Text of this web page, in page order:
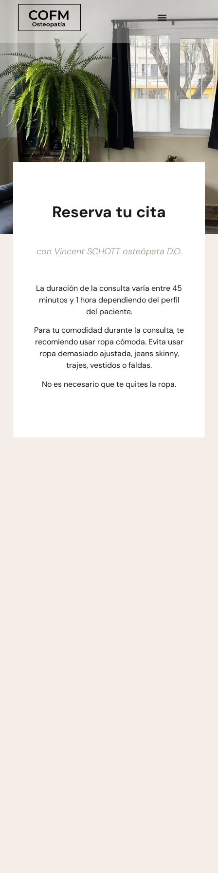
Reserva tu cita
con Vincent SCHOTT osteópata D.O.
La duración de la consulta varía entre 45
minutos y 1 hora dependiendo del perfil
del paciente.
Para tu comodidad durante la consulta, te
recomiendo usar ropa cómoda. Evita usar
ropa demasiado ajustada, jeans skinny,
trajes, vestidos o faldas.
No es necesario que te quites la ropa.